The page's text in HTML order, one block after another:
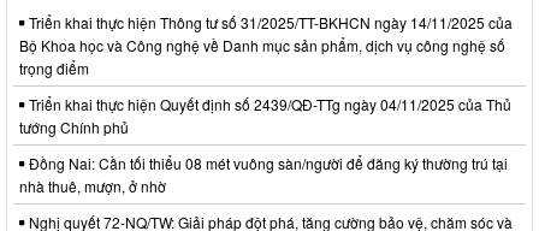
Thời gian đăng: 31/07/2026
lượt xem: 22 | lượt tải:12
18/NQ-HĐND
Nghị quyết về việc điều chỉnh, bổ sung Kế hoạch đầu tư công
năm 2026 (đợt 1) xã Hưng Thịnh
Thời gian đăng: 31/07/2026
lượt xem: 25 | lượt tải:12
14/NQ-HĐND
Triển khai thực hiện Thông tư số 31/2025/TT-BKHCN ngày 14/11/2025 của
Bộ Khoa học và Công nghệ về Danh mục sản phẩm, dịch vụ công nghệ số
trọng điểm
Triển khai thực hiện Quyết định số 2439/QĐ-TTg ngày 04/11/2025 của Thủ
tướng Chính phủ
Đồng Nai: Cần tối thiểu 08 mét vuông sàn/người để đăng ký thường trú tại
nhà thuê, mượn, ở nhờ
Nghị quyết 72-NQ/TW: Giải pháp đột phá, tăng cường bảo vệ, chăm sóc và